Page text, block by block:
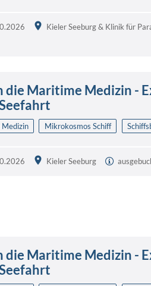
Kieler Seeburg & Klinik für
die Maritime Medizin -
Mikrokosmos Schiff
Kieler Seeburg
die Maritime Medizin -